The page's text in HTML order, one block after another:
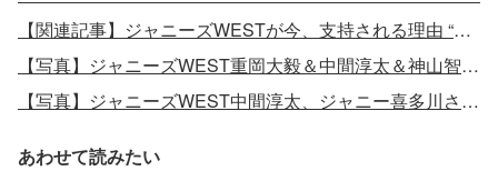
【関連記事】ジャニーズWESTが今、支持される理由 “近所のお兄ちゃん感”と“天性の明るさ”武器に躍進
【写真】ジャニーズWEST重岡大毅＆中間淳太＆神山智洋、キレキレダンス披露
【写真】ジャニーズWEST中間淳太、ジャニー喜多川さん家族葬は「ジャニーさんのうちわを持って…」
あわせて読みたい